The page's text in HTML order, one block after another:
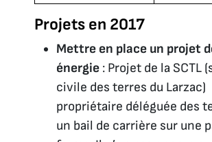
Projets en 2017
Mettre en place un projet
énergie : Projet de la SCTL
civile des terres du Larzac)
propriétaire déléguée des
un bail de carrière sur une